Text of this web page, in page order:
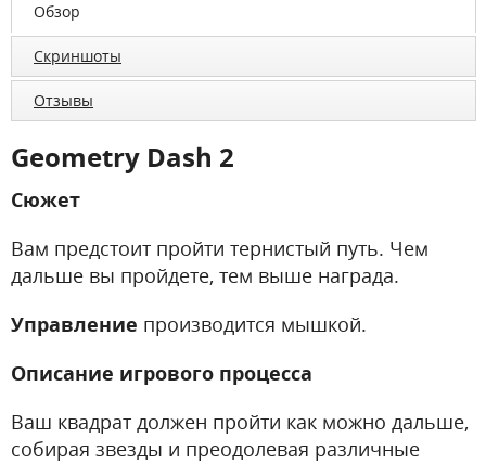
Обзор
Скриншоты
Отзывы
Geometry Dash 2
Сюжет
Вам предстоит пройти тернистый путь. Чем
дальше вы пройдете, тем выше награда.
Управление производится мышкой.
Описание игрового процесса
Ваш квадрат должен пройти как можно дальше,
собирая звезды и преодолевая различные